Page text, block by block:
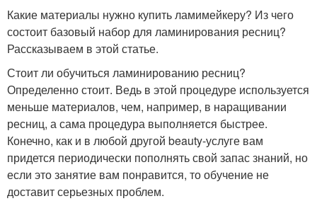
Какие материалы нужно купить ламимейкеру? Из чего
состоит базовый набор для ламинирования ресниц?
Рассказываем в этой статье.
Стоит ли обучиться ламинированию ресниц?
Определенно стоит. Ведь в этой процедуре используется
меньше материалов, чем, например, в наращивании
ресниц, а сама процедура выполняется быстрее.
Конечно, как и в любой другой beauty-услуге вам
придется периодически пополнять свой запас знаний, но
если это занятие вам понравится, то обучение не
доставит серьезных проблем.